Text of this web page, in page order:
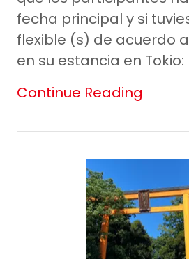
fecha principal y si
flexible (s) de acuerdo
en su estancia en Tokio:
Continue Reading